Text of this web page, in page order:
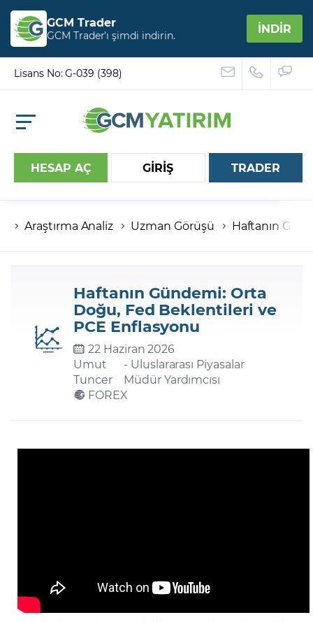
GCM Trader
GCM Trader’ı şimdi indirin. İNDİR
Lisans No: G-039 (398)
HESAP AÇ GİRİŞ
Hesap numaranız
Şifreniz
Şifremi Unuttum
TRADER
Araştırma Analiz Uzman Görüşü Haftanın
Haftanın Gündemi: Orta
Doğu, Fed Beklentileri ve
PCE Enflasyonu
22 Haziran 2026
Umut
Tuncer
- Uluslararası Piyasalar
Müdür Yardımcısı
FOREX